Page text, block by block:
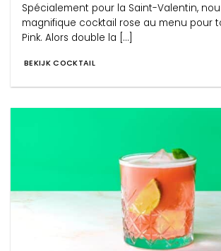
Spécialement pour la Saint-Valentin,
magnifique cocktail rose au menu pour
Pink. Alors double la [...]
BEKIJK COCKTAIL